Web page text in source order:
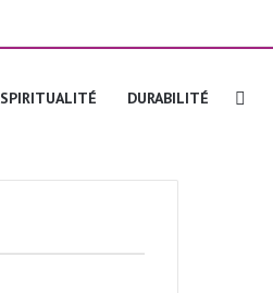
SPIRITUALITÉ DURABILITÉ